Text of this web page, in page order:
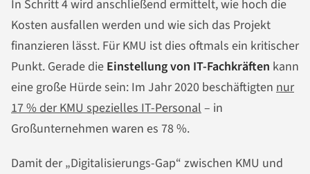
In Schritt 4 wird anschließend ermittelt, wie hoch die
Kosten ausfallen werden und wie sich das Projekt
finanzieren lässt. Für KMU ist dies oftmals ein kritischer
Punkt. Gerade die Einstellung von IT-Fachkräften kann
eine große Hürde sein: Im Jahr 2020 beschäftigten nur
17 % der KMU spezielles IT-Personal – in
Großunternehmen waren es 78 %.
Damit der „Digitalisierungs-Gap“ zwischen KMU und